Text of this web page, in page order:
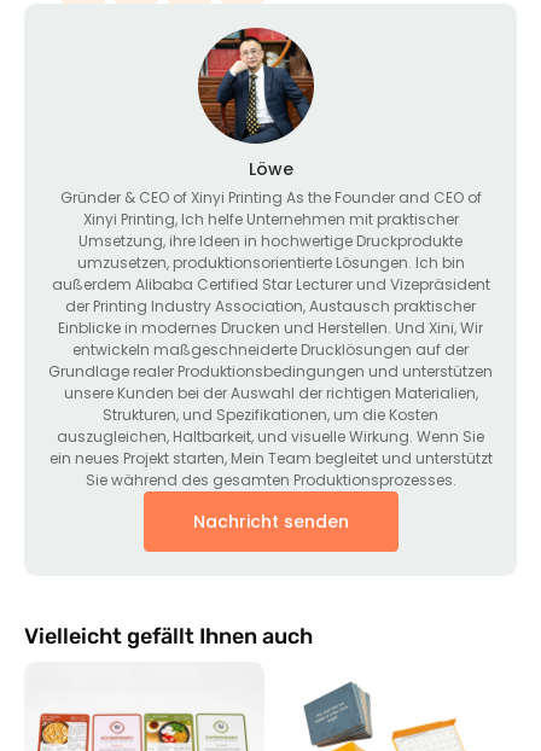
Löwe
Gründer & CEO of Xinyi Printing As the Founder and CEO of
Xinyi Printing, Ich helfe Unternehmen mit praktischer
Umsetzung, ihre Ideen in hochwertige Druckprodukte
umzusetzen, produktionsorientierte Lösungen. Ich bin
außerdem Alibaba Certified Star Lecturer und Vizepräsident
der Printing Industry Association, Austausch praktischer
Einblicke in modernes Drucken und Herstellen. Und Xini, Wir
entwickeln maßgeschneiderte Drucklösungen auf der
Grundlage realer Produktionsbedingungen und unterstützen
unsere Kunden bei der Auswahl der richtigen Materialien,
Strukturen, und Spezifikationen, um die Kosten
auszugleichen, Haltbarkeit, und visuelle Wirkung. Wenn Sie
ein neues Projekt starten, Mein Team begleitet und unterstützt
Sie während des gesamten Produktionsprozesses.
Nachricht senden
Vielleicht gefällt Ihnen auch